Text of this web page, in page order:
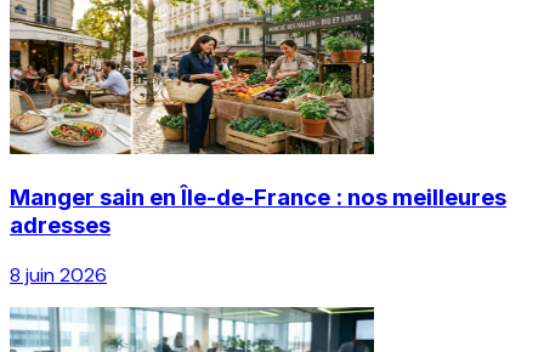
Manger sain en Île-de-France : nos meilleures
adresses
8 juin 2026